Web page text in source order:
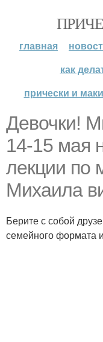
главная
как
прически и
Девочки!
14-15 мая
лекции по
Михаила
Берите с собой
семейного формата